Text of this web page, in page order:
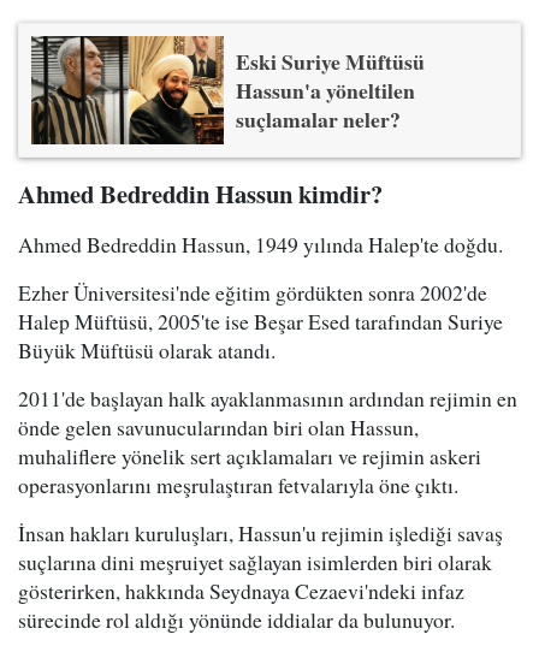
Eski Suriye Müftüsü
Hassun'a yöneltilen
suçlamalar neler?
Ahmed Bedreddin Hassun kimdir?
Ahmed Bedreddin Hassun, 1949 yılında Halep'te doğdu.
Ezher Üniversitesi'nde eğitim gördükten sonra 2002'de
Halep Müftüsü, 2005'te ise Beşar Esed tarafından Suriye
Büyük Müftüsü olarak atandı.
2011'de başlayan halk ayaklanmasının ardından rejimin en
önde gelen savunucularından biri olan Hassun,
muhaliflere yönelik sert açıklamaları ve rejimin askeri
operasyonlarını meşrulaştıran fetvalarıyla öne çıktı.
İnsan hakları kuruluşları, Hassun'u rejimin işlediği savaş
suçlarına dini meşruiyet sağlayan isimlerden biri olarak
gösterirken, hakkında Seydnaya Cezaevi'ndeki infaz
sürecinde rol aldığı yönünde iddialar da bulunuyor.